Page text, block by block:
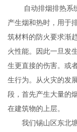
自动排烟排热系统
产生烟和热时，用于
筑材料的防火要求渐
火性能。因此一旦发
生更直接的伤害。或
生行为。从火灾的发
段，首先产生大量的
在建筑物的上层。
我们锡山区东北塘